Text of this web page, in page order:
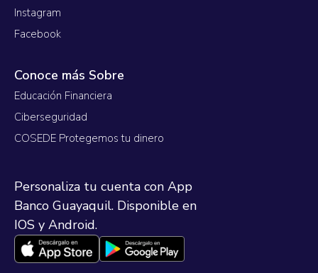
Instagram
Facebook
Conoce más Sobre
Educación Financiera
Ciberseguridad
COSEDE Protegemos tu dinero
Personaliza tu cuenta con App
Banco Guayaquil. Disponible en
IOS y Android.